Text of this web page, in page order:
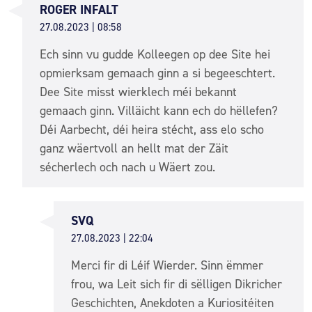
ROGER INFALT
27.08.2023 | 08:58
Ech sinn vu gudde Kolleegen op dee Site hei
opmierksam gemaach ginn a si begeeschtert.
Dee Site misst wierklech méi bekannt
gemaach ginn. Villäicht kann ech do hëllefen?
Déi Aarbecht, déi heira stécht, ass elo scho
ganz wäertvoll an hellt mat der Zäit
sécherlech och nach u Wäert zou.
SVQ
27.08.2023 | 22:04
Merci fir di Léif Wierder. Sinn ëmmer
frou, wa Leit sich fir di sëlligen Dikricher
Geschichten, Anekdoten a Kuriositéiten